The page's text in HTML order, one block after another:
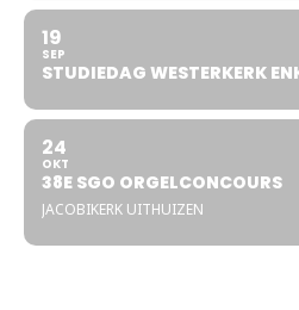
19
SEP
STUDIEDAG WESTERKERK
24
OKT
38E SGO ORGELCONCOURS
JACOBIKERK UITHUIZEN